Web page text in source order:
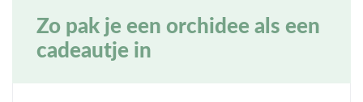
Zo pak je een orchidee als een
cadeautje in